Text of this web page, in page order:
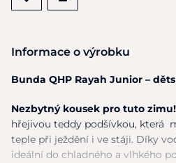
Informace o výrobku
Bunda QHP Rayah Junior –
Nezbytný kousek pro tuto zimu!
hřejivou teddy podšívkou, která
teple při ježdění i ve stáji. Díky
ideální do chladného a vlhkého